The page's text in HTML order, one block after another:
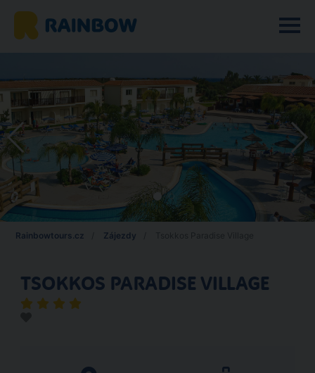
Rainbowtours.cz Zájezdy
TSOKKOS PARADISE VILLAGE